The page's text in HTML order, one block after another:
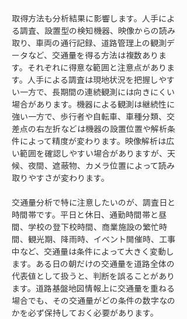
取得方法も分析結果に影響します。人手によ
る調査、設置型の検知機器、映像からの読み
取り、車両の通行記録、道路管理上の観測デ
ータなど、交通量を得る方法は複数ありま
す。それぞれに得意な範囲と注意点がありま
す。人手による調査は現地状況を把握しやす
い一方で、長期間の連続観測には向きにくい
場合があります。機器による観測は継続性に
強い一方で、歩行者や自転車、車種分類、交
差点の右左折などは機器の設置位置や解析条
件によって精度が変わります。映像解析は広
い範囲を確認しやすい場合がありますが、天
候、夜間、遮蔽物、カメラ位置によって読み
取りやすさが変わります。
交通量分析で特に注意したいのが、調査日と
時間帯です。平日と休日、通勤時間帯と昼
間、学校の登下校時間、商業施設の繁忙時
間、観光期、降雨時、イベント開催時、工事
中など、交通量は条件によって大きく変動し
ます。ある日の朝だけの交通量を道路全体の
代表値として扱うと、判断を誤ることがあり
ます。道路基盤地図情報上に交通量を重ねる
場合でも、その交通量がどの条件の数字なの
かを必ず保持しておく必要があります。